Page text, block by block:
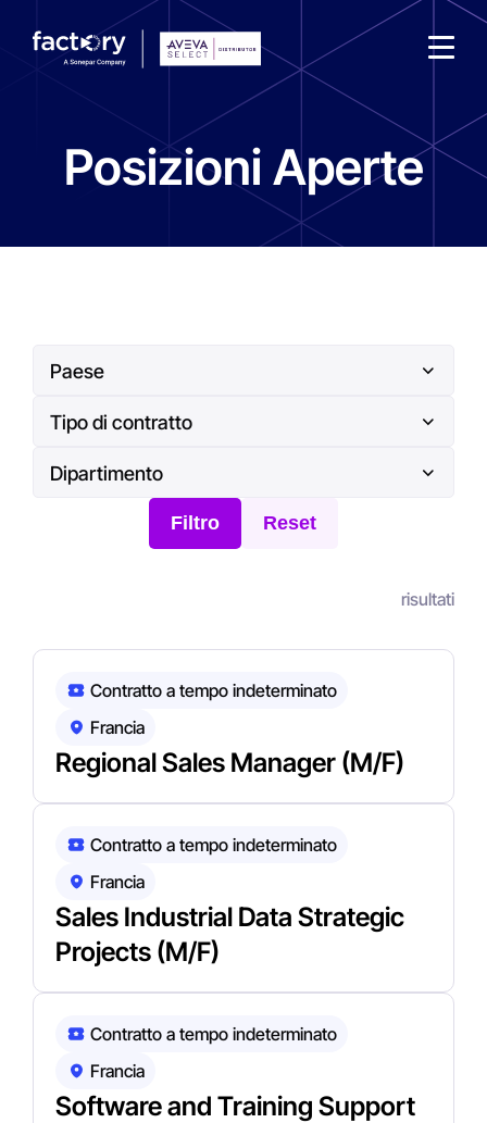
Posizioni Aperte
Paese
Francia
Tipo di contratto
Contratto a tempo indeterminato
Dipartimento
Software di vendita
Operazioni di vendita
Filtro Reset
risultati
Contratto a tempo indeterminato
Francia
Regional Sales Manager (M/F)
Contratto a tempo indeterminato
Francia
Sales Industrial Data Strategic
Projects (M/F)
Contratto a tempo indeterminato
Francia
Software and Training Support